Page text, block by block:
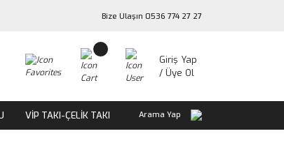
Bize Ulaşın 0536 774 27 27
Giriş Yap
/ Üye Ol
VİP TAKI-ÇELİK TAKI Arama Yap